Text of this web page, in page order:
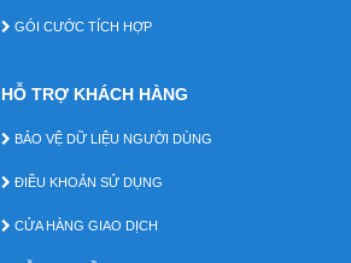
GÓI CƯỚC TÍCH HỢP
HỖ TRỢ KHÁCH HÀNG
BẢO VỆ DỮ LIỆU NGƯỜI DÙNG
ĐIỀU KHOẢN SỬ DỤNG
CỬA HÀNG GIAO DỊCH